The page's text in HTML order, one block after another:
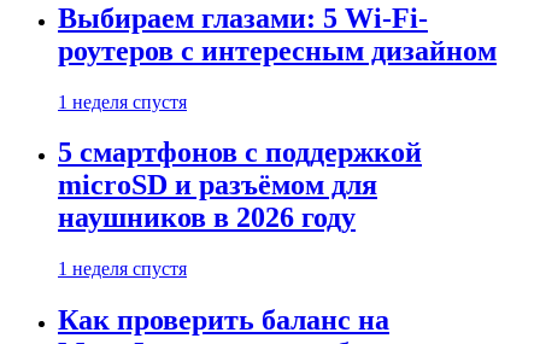
Выбираем глазами: 5 Wi-Fi-
роутеров с интересным дизайном
1 неделя спустя
5 смартфонов с поддержкой
microSD и разъёмом для
наушников в 2026 году
1 неделя спустя
Как проверить баланс на